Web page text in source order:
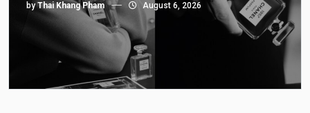
byThai Khang Pham August 6, 2026